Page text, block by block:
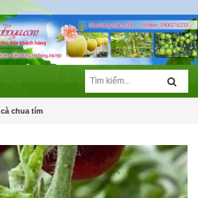
chua tím